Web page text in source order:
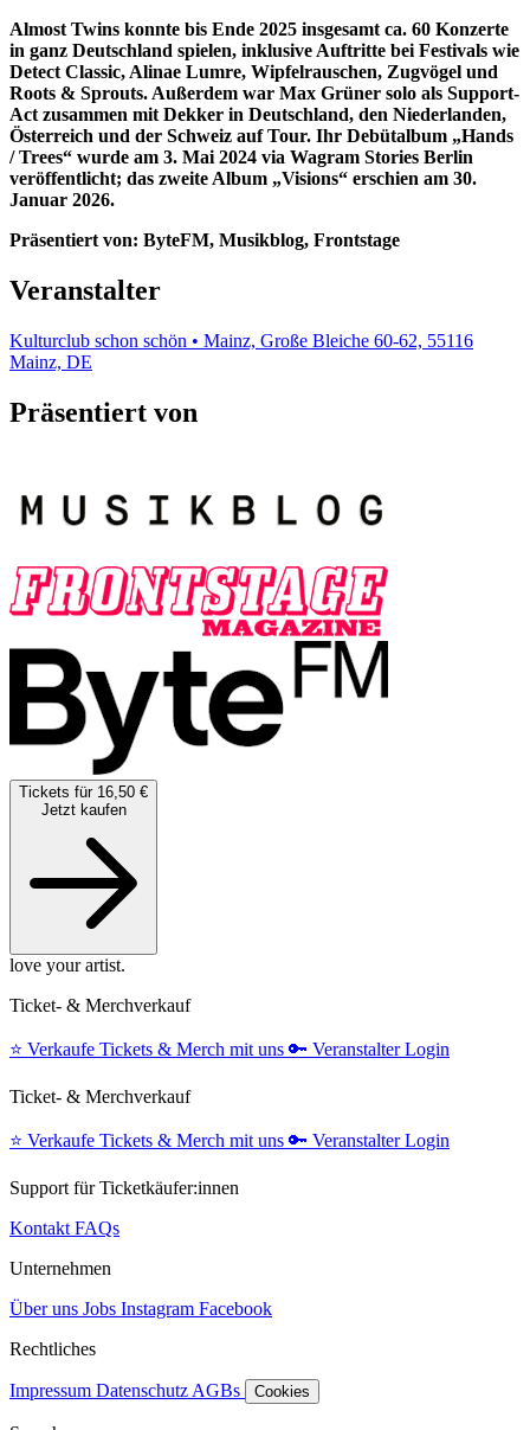
Almost Twins konnte bis Ende 2025 insgesamt ca. 60 Konzerte
in ganz Deutschland spielen, inklusive Auftritte bei Festivals wie
Detect Classic, Alinae Lumre, Wipfelrauschen, Zugvögel und
Roots & Sprouts. Außerdem war Max Grüner solo als Support-
Act zusammen mit Dekker in Deutschland, den Niederlanden,
Österreich und der Schweiz auf Tour. Ihr Debütalbum „Hands
/ Trees“ wurde am 3. Mai 2024 via Wagram Stories Berlin
veröffentlicht; das zweite Album „Visions“ erschien am 30.
Januar 2026.
Präsentiert von: ByteFM, Musikblog, Frontstage
Veranstalter
Kulturclub schon schön • Mainz, Große Bleiche 60-62, 55116
Mainz, DE
Präsentiert von
Tickets für 16,50 €
Jetzt kaufen
love your artist.
Ticket- & Merchverkauf
⭐️ Verkaufe Tickets & Merch mit uns 🔑 Veranstalter Login
Ticket- & Merchverkauf
⭐️ Verkaufe Tickets & Merch mit uns 🔑 Veranstalter Login
Support für Ticketkäufer:innen
Kontakt FAQs
Unternehmen
Über uns Jobs Instagram Facebook
Rechtliches
Impressum Datenschutz AGBs Cookies